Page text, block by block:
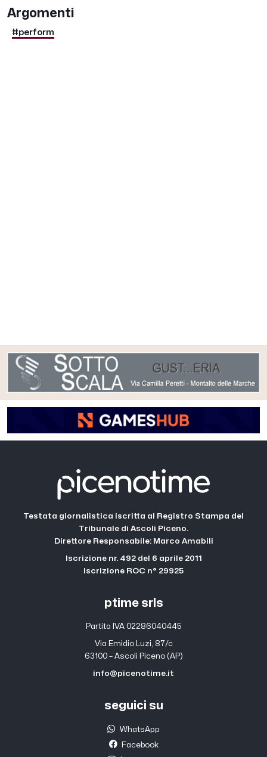
Argomenti
#perform
Testata giornalistica iscritta al Registro Stampa del
Tribunale di Ascoli Piceno.
Direttore Responsabile: Marco Amabili
Iscrizione nr. 492 del 6 aprile 2011
Iscrizione ROC n° 29925
ptime srls
Partita IVA 02286040445
Via Emidio Luzi, 87/c
63100 – Ascoli Piceno (AP)
info@picenotime.it
seguici su
WhatsApp
Facebook